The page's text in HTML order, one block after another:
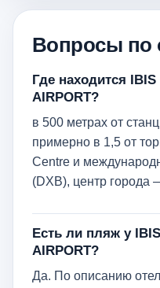
Вопросы по
Где находится IBIS
AIRPORT?
в 500 метрах от
примерно в 1,5 от
Centre и
(DXB), центр города
Есть ли пляж у
AIRPORT?
Да. По описанию